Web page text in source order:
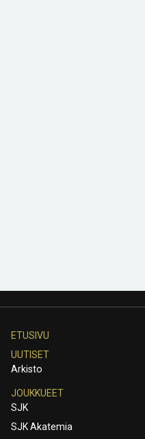
ETUSIVU
UUTISET
Arkisto
JOUKKUEET
SJK
SJK Akatemia